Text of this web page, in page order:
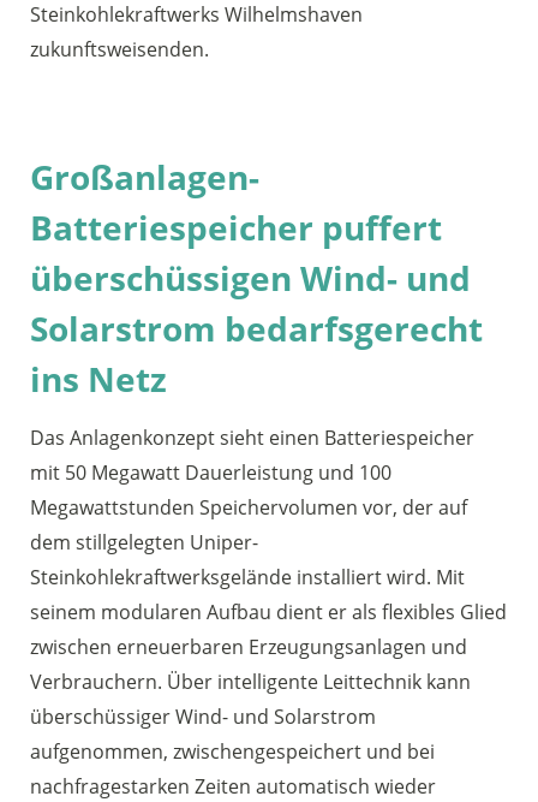
Steinkohlekraftwerks Wilhelmshaven
zukunftsweisenden.
Großanlagen-
Batteriespeicher puffert
überschüssigen Wind- und
Solarstrom bedarfsgerecht
ins Netz
Das Anlagenkonzept sieht einen Batteriespeicher
mit 50 Megawatt Dauerleistung und 100
Megawattstunden Speichervolumen vor, der auf
dem stillgelegten Uniper-
Steinkohlekraftwerksgelände installiert wird. Mit
seinem modularen Aufbau dient er als flexibles Glied
zwischen erneuerbaren Erzeugungsanlagen und
Verbrauchern. Über intelligente Leittechnik kann
überschüssiger Wind- und Solarstrom
aufgenommen, zwischengespeichert und bei
nachfragestarken Zeiten automatisch wieder